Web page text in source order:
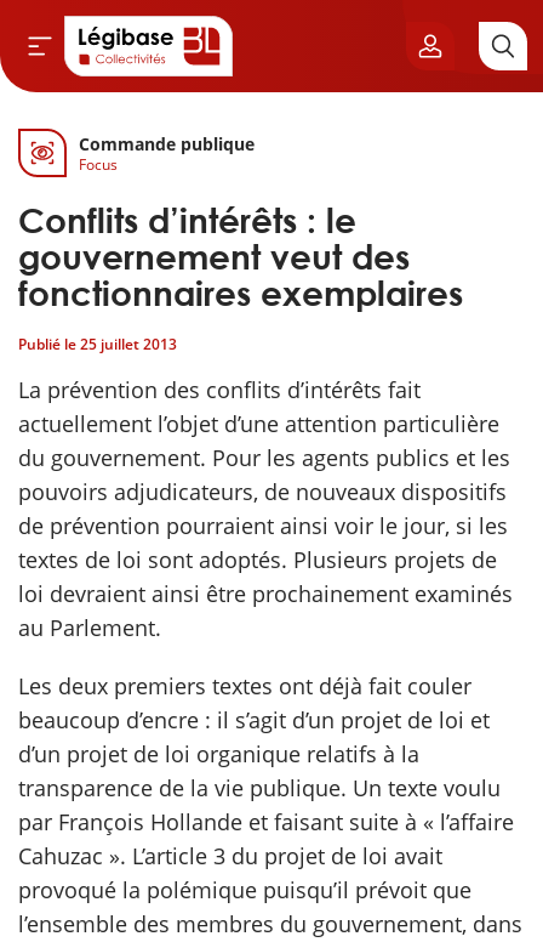
& Cimetières
& Élu local
& Finances locales
publique
Commande publique
Focus
Conflits d’intérêts : le
gouvernement veut des
fonctionnaires exemplaires
Publié le25 juillet 2013
La prévention des conflits d’intérêts fait
actuellement l’objet d’une attention particulière
du gouvernement. Pour les agents publics et les
pouvoirs adjudicateurs, de nouveaux dispositifs
de prévention pourraient ainsi voir le jour, si les
textes de loi sont adoptés. Plusieurs projets de
loi devraient ainsi être prochainement examinés
au Parlement.
Les deux premiers textes ont déjà fait couler
beaucoup d’encre : il s’agit d’un projet de loi et
d’un projet de loi organique relatifs à la
transparence de la vie publique. Un texte voulu
par François Hollande et faisant suite à « l’affaire
Cahuzac ». L’article 3 du projet de loi avait
provoqué la polémique puisqu’il prévoit que
l’ensemble des membres du gouvernement, dans